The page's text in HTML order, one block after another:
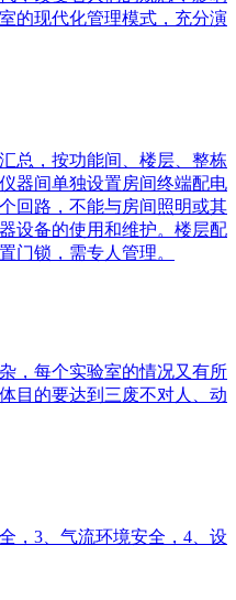
的现代化管理模式，充分演
总，按功能间、楼层、整栋
器间单独设置房间终端配电
回路，不能与房间照明或其
设备的使用和维护。楼层配
门锁，需专人管理。
，每个实验室的情况又有所
目的要达到三废不对人、动
，3、气流环境安全，4、设